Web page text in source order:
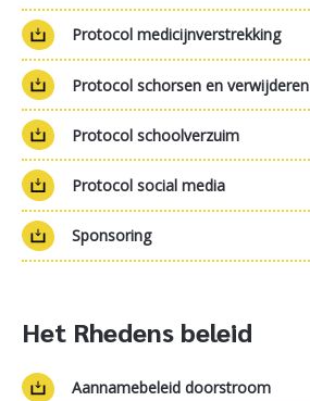
Protocol medicijnverstrekking
Protocol schorsen en verwijderen
Protocol schoolverzuim
Protocol social media
Sponsoring
Het Rhedens beleid
Aannamebeleid doorstroom